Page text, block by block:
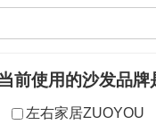
前使用的沙发品牌
左右家居ZUOYOU